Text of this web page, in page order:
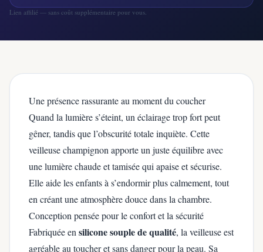
Lien affilié — sans coût supplémentaire pour vous.
Une présence rassurante au moment du coucher
Quand la lumière s’éteint, un éclairage trop fort peut
gêner, tandis que l’obscurité totale inquiète. Cette
veilleuse champignon apporte un juste équilibre avec
une lumière chaude et tamisée qui apaise et sécurise.
Elle aide les enfants à s’endormir plus calmement, tout
en créant une atmosphère douce dans la chambre.
Conception pensée pour le confort et la sécurité
Fabriquée en silicone souple de qualité, la veilleuse est
agréable au toucher et sans danger pour la peau. Sa